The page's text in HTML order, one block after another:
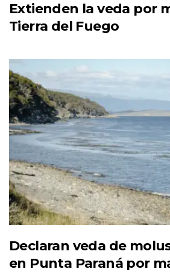
Extienden la veda por
Tierra del Fuego
Declaran veda de
en Punta Paraná por